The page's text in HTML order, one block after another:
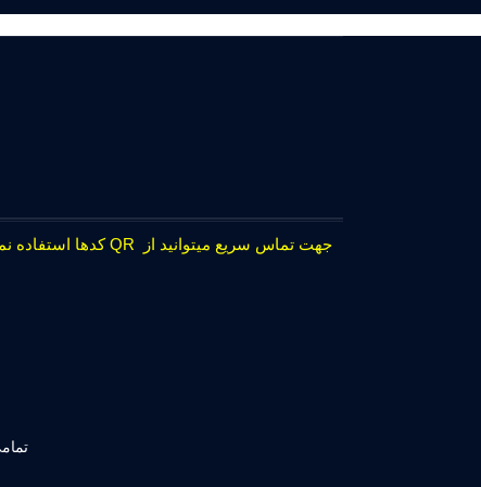
جهت تماس سریع میتوانید از QR کدها استفاده نمایید.